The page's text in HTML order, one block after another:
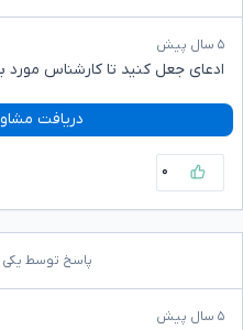
۵ سال پیش
ادعای جعل کنید تا کارشناس مورد
دریافت
۰
پاسخ توسط یکی
۵ سال پیش